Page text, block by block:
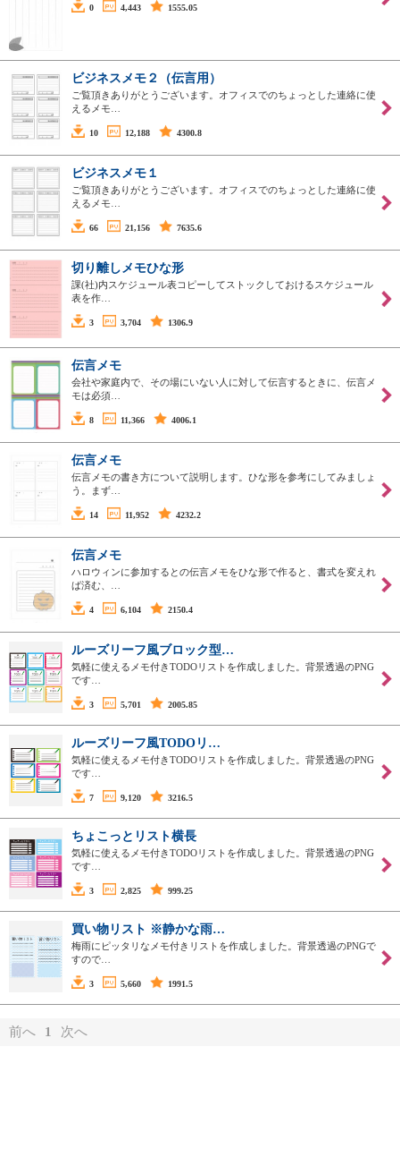
0 4,443 1555.05
ビジネスメモ２（伝言用）
ご覧頂きありがとうございます。オフィスでのちょっとした連絡に使
えるメモ…
10 12,188 4300.8
ビジネスメモ１
ご覧頂きありがとうございます。オフィスでのちょっとした連絡に使
えるメモ…
66 21,156 7635.6
切り離しメモひな形
課(社)内スケジュール表コピーしてストックしておけるスケジュール
表を作…
3 3,704 1306.9
伝言メモ
会社や家庭内で、その場にいない人に対して伝言するときに、伝言メ
モは必須…
8 11,366 4006.1
伝言メモ
伝言メモの書き方について説明します。ひな形を参考にしてみましょ
う。まず…
14 11,952 4232.2
伝言メモ
ハロウィンに参加するとの伝言メモをひな形で作ると、書式を変えれ
ば済む、…
4 6,104 2150.4
ルーズリーフ風ブロック型…
気軽に使えるメモ付きTODOリストを作成しました。背景透過のPNG
です…
3 5,701 2005.85
ルーズリーフ風TODOリ…
気軽に使えるメモ付きTODOリストを作成しました。背景透過のPNG
です…
7 9,120 3216.5
ちょこっとリスト横長
気軽に使えるメモ付きTODOリストを作成しました。背景透過のPNG
です…
3 2,825 999.25
買い物リスト ※静かな雨…
梅雨にピッタリなメモ付きリストを作成しました。背景透過のPNGで
すので…
3 5,660 1991.5
前へ 1 次へ